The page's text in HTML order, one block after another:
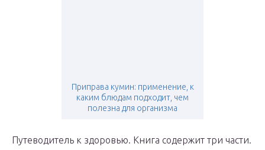
Приправа кумин: применение, к
каким блюдам подходит, чем
полезна для организма
Путеводитель к здоровью. Книга содержит три части.